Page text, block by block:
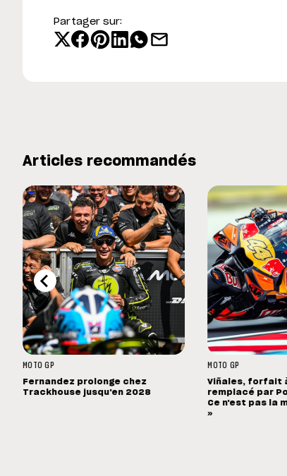
Partager sur:
Articles recommandés
MOTO GP
Fernandez prolonge chez
Trackhouse jusqu'en 2028
MOTO GP
Viñales, forfait
remplacé par
Ce n'est pas la
»